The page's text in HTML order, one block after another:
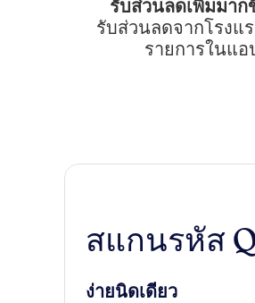
รับส่วนลดเพิ่มมา
รับส่วนลดจากโรงแ
รายการในแอ
สแกนรหัส
ง่ายนิดเดียว